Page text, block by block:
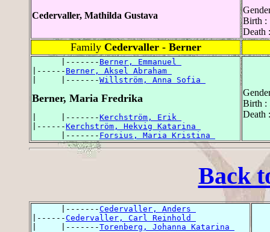
Cedervaller, Mathilda Gustava
Birth :
Death
Family Cedervaller - Berner
      |-------
Berner, Emmanuel
|------ Berner, Aksel Abraham
|     |-------Willström, Anna Sofia
Berner, Maria Fredrika
|     |-------Kerchström, Erik
|------Kerchström, Hekvig Katarina
      |-------
Forsius, Maria Kristina
Birth :
Death
Back
      |-------
Cedervaller, Anders
|------Cedervaller, Carl Reinhold
|     |-------Torenberg, Johanna Katarina